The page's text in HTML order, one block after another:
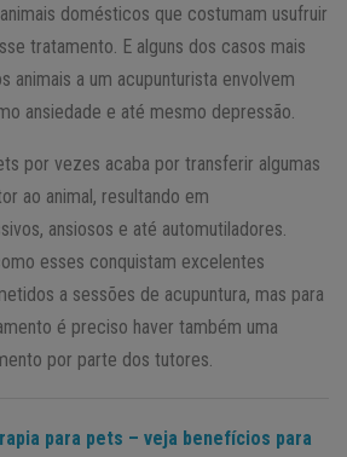
domésticos que costumam usufruir
tratamento. E alguns dos casos mais
animais a um acupunturista envolvem
ansiedade e até mesmo depressão.
por vezes acaba por transferir algumas
ao animal, resultando em
ansiosos e até automutiladores.
esses conquistam excelentes
a sessões de acupuntura, mas para
é preciso haver também uma
por parte dos tutores.
para pets – veja benefícios para